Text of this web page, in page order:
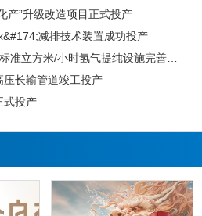
产”升级改造项目正式投产
减排技术装置成功投产
长输管道竣工投产
式投产